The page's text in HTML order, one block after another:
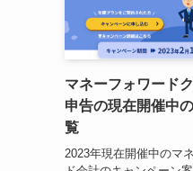
マネーフォワード
申告の現在開催中
覧
2023年現在開催中のマ